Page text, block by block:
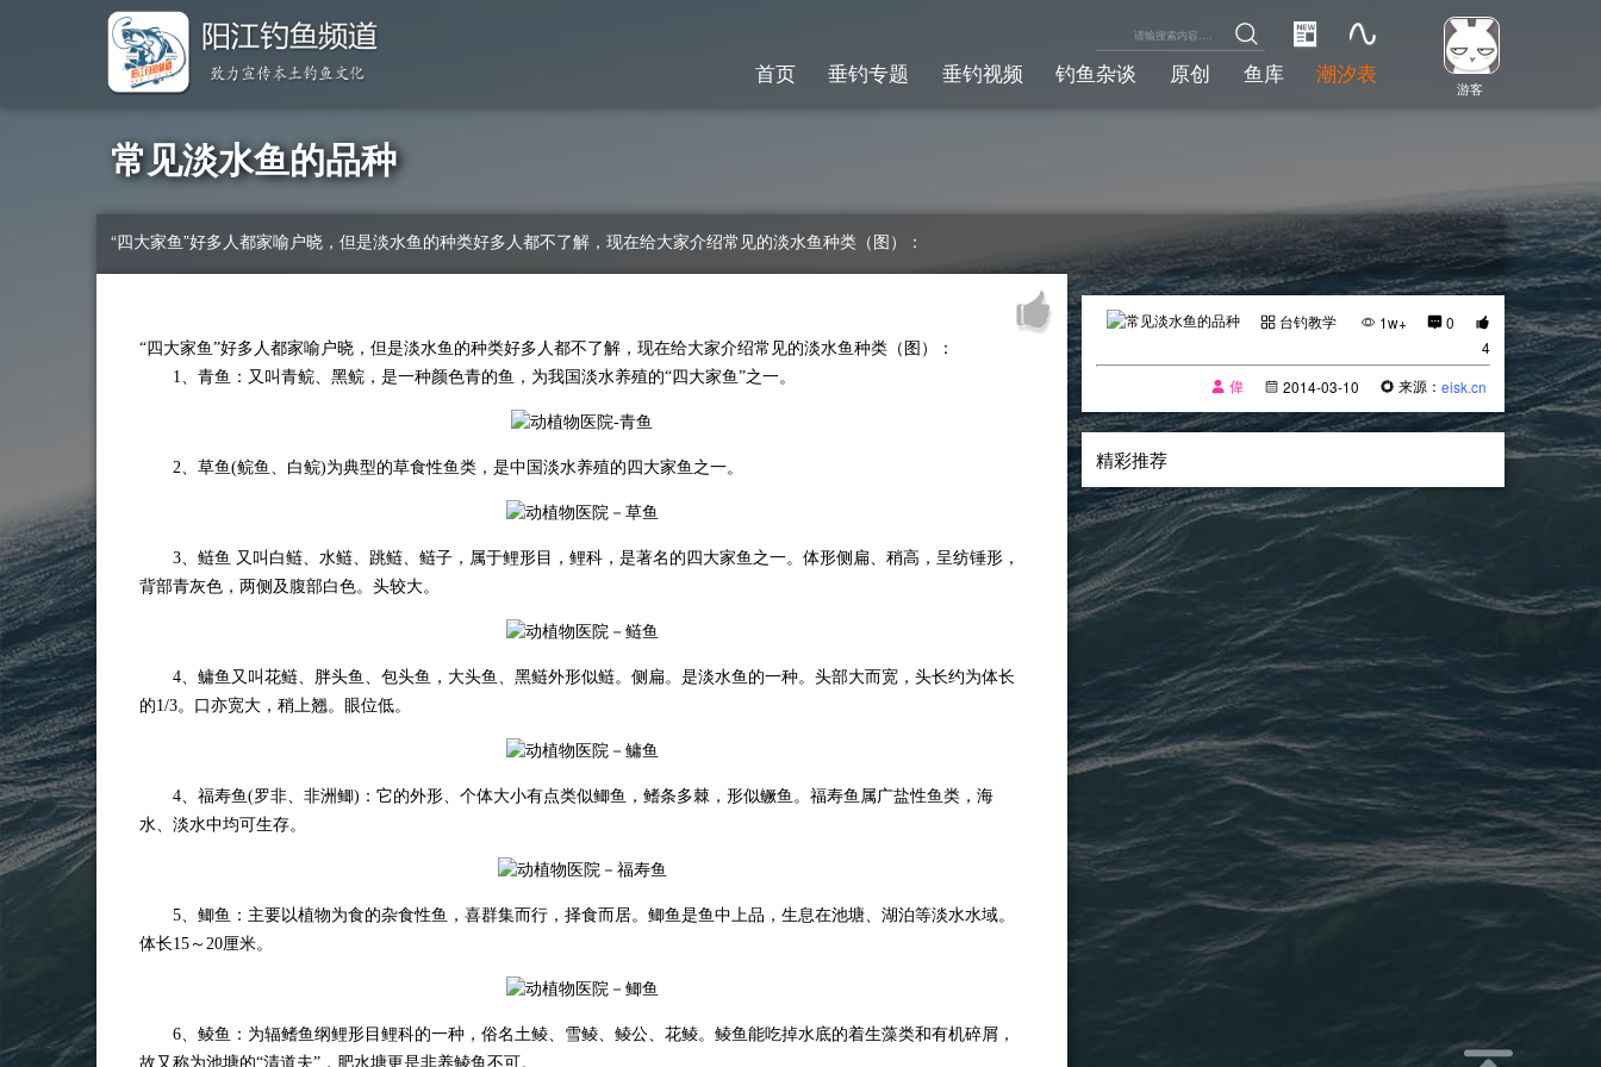
游客
首页 垂钓专题 垂钓视频 钓鱼杂谈 原创 鱼库 潮汐表
常见淡水鱼的品种
“四大家鱼”好多人都家喻户晓，但是淡水鱼的种类好多人都不了解，现在给大家介绍常见的淡水鱼种类（图）：
“四大家鱼”好多人都家喻户晓，但是淡水鱼的种类好多人都不了解，现在给大家介绍常见的淡水鱼种类（图）：
1、青鱼：又叫青鲩、黑鲩，是一种颜色青的鱼，为我国淡水养殖的“四大家鱼”之一。
2、草鱼(鲩鱼、白鲩)为典型的草食性鱼类，是中国淡水养殖的四大家鱼之一。
3、鲢鱼 又叫白鲢、水鲢、跳鲢、鲢子，属于鲤形目，鲤科，是著名的四大家鱼之一。体形侧扁、稍高，呈纺锤形，
背部青灰色，两侧及腹部白色。头较大。
4、鳙鱼又叫花鲢、胖头鱼、包头鱼，大头鱼、黑鲢外形似鲢。侧扁。是淡水鱼的一种。头部大而宽，头长约为体长
的1/3。口亦宽大，稍上翘。眼位低。
4、福寿鱼(罗非、非洲鲫)：它的外形、个体大小有点类似鲫鱼，鳍条多棘，形似鳜鱼。福寿鱼属广盐性鱼类，海
水、淡水中均可生存。
5、鲫鱼：主要以植物为食的杂食性鱼，喜群集而行，择食而居。鲫鱼是鱼中上品，生息在池塘、湖泊等淡水水域。
体长15～20厘米。
6、鲮鱼：为辐鳍鱼纲鲤形目鲤科的一种，俗名土鲮、雪鲮、鲮公、花鲮。鲮鱼能吃掉水底的着生藻类和有机碎屑，
故又称为池塘的“清道夫”，肥水塘更是非养鲮鱼不可。
台钓教学 1w+
0
4
偉
2014-03-10 来源：eisk.cn
精彩推荐